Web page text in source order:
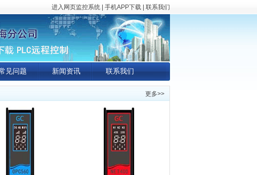
进入网页监控系统 手机APP下载 联系我们
见问题 新闻资讯 联系我们
更多>>